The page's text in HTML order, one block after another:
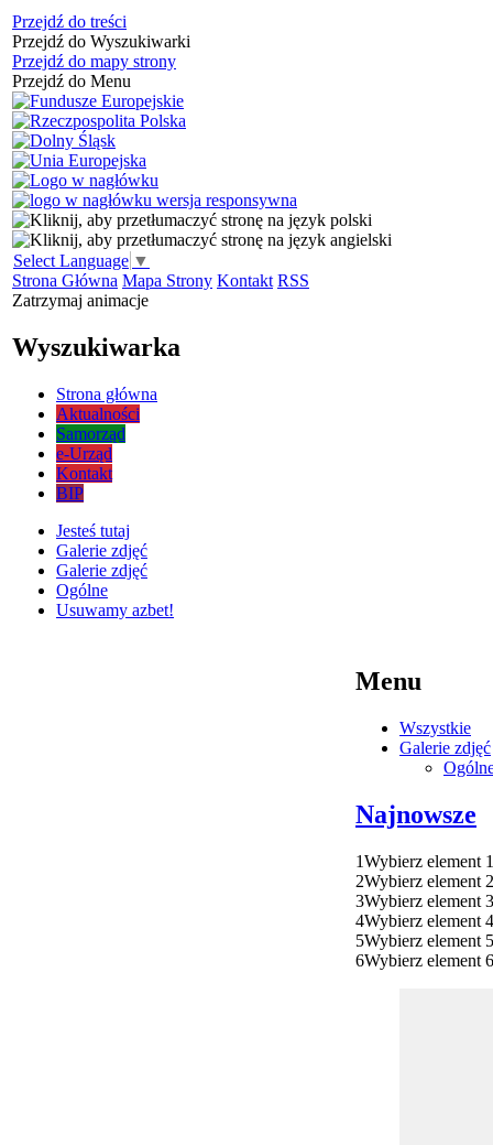
Przejdź do treści
Przejdź do Wyszukiwarki
Przejdź do mapy strony
Przejdź do Menu
Select Language ▼
Strona Główna Mapa Strony Kontakt RSS
Zatrzymaj animacje
Wyszukiwarka
Strona główna
Aktualności
Samorząd
e-Urząd
Kontakt
BIP
Jesteś tutaj
Galerie zdjęć
Galerie zdjęć
Ogólne
Usuwamy azbet!
Menu
Wszystkie
Galerie zdjęć
Najnowsze
1Wybierz element 1
2Wybierz element 2
3Wybierz element 3
4Wybierz element 4
5Wybierz element 5
6Wybierz element 6